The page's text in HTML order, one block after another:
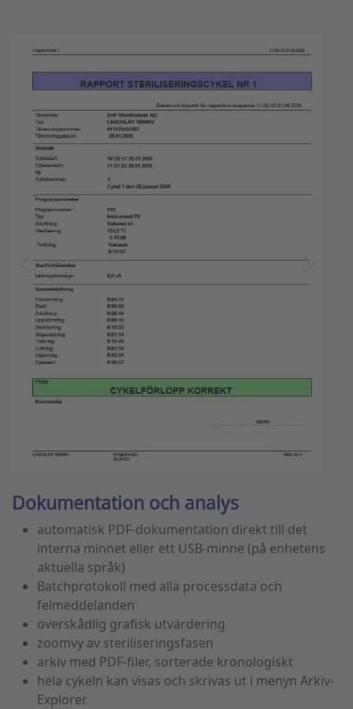
Dokumentation och analys
automatisk PDF-dokumentation direkt till det
interna minnet eller ett USB-minne (på enhetens
aktuella språk)
Batchprotokoll med alla processdata och
felmeddelanden
överskådlig grafisk utvärdering
zoomvy av steriliseringsfasen
arkiv med PDF-filer, sorterade kronologiskt
hela cykeln kan visas och skrivas ut i menyn Arkiv-
Explorer